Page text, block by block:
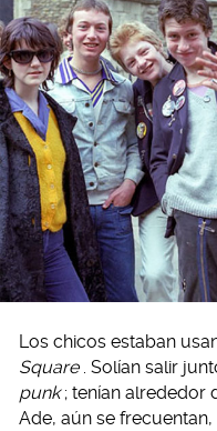
Los chicos estaban
Square . Solían salir
punk ; tenían alrededor
Ade, aún se